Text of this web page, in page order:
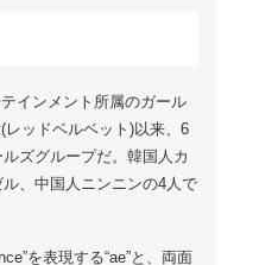
インメント所属のガール
ッドベルベット)以来、6
ズグループだ。韓国人カ
、中国人ニンニンの4人で
を表現する“ae”と、両面